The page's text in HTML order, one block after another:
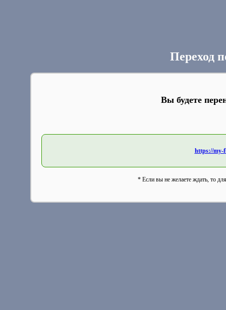
Переход
Вы будете
https://my-
* Если вы не желаете ждать, то